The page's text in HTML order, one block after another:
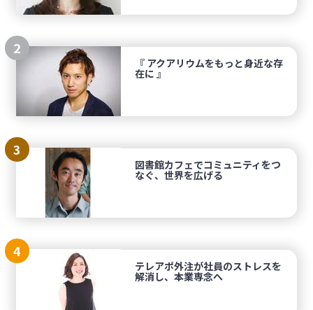
2
『 アクアリウムをもっと身近な存
在に 』
3
図書館カフェでコミュニティをつ
なぐ、世界を広げる
4
テレアポ外注が社員のストレスを
解消し、本業専念へ